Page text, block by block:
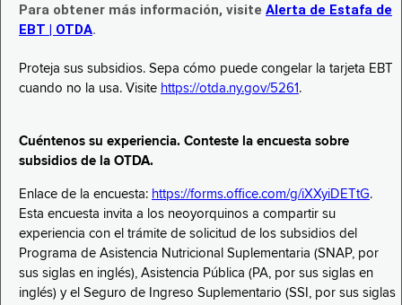
Para obtener más información, visite Alerta de Estafa de
EBT | OTDA.
Proteja sus subsidios. Sepa cómo puede congelar la tarjeta EBT
cuando no la usa. Visite https://otda.ny.gov/5261 .
Cuéntenos su experiencia. Conteste la encuesta sobre
subsidios de la OTDA.
Enlace de la encuesta: https://forms.office.com/g/iXXyiDETtG.
Esta encuesta invita a los neoyorquinos a compartir su
experiencia con el trámite de solicitud de los subsidios del
Programa de Asistencia Nutricional Suplementaria (SNAP, por
sus siglas en inglés), Asistencia Pública (PA, por sus siglas en
inglés) y el Seguro de Ingreso Suplementario (SSI, por sus siglas